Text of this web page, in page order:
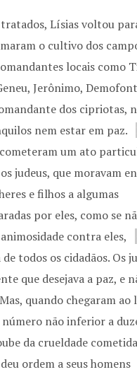
tratados, Lísias voltou
o cultivo dos
locais como
Jerônimo,
dos cipriotas,
nem estar em paz.
um ato
judeus, que moravam
e filhos a algumas
por eles, como se
contra eles,
todos os cidadãos. Os
que desejava a paz, e
quando chegaram ao
não inferior a
da crueldade
ordem a seus homens